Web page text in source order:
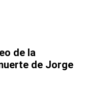
de la
de Jorge